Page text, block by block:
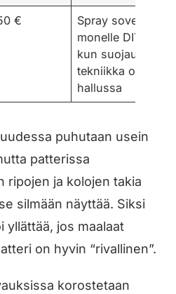
€
Spray soveltuu
monelle DIY-
kun suojaukset ja
tekniikka ovat
hallussa
puhutaan usein
patterissa
ripojen ja kolojen takia
silmään näyttää. Siksi
yllättää, jos maalaat
on hyvin “rivallinen”.
korostetaan